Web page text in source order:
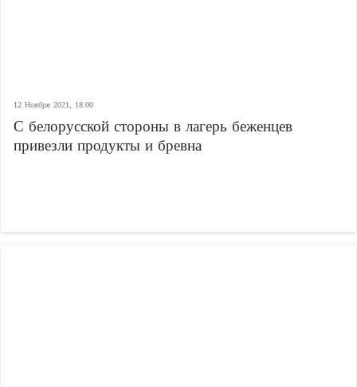
12 Ноября 2021, 18:00
С белорусской стороны в лагерь беженцев
привезли продукты и бревна